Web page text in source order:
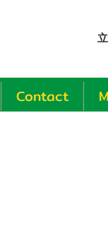
Contact